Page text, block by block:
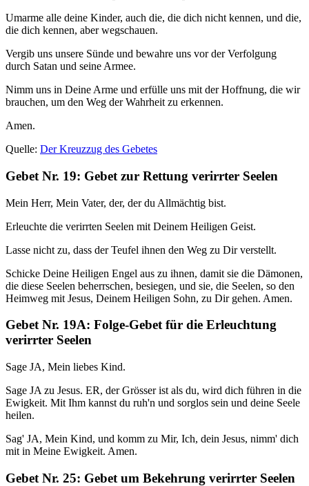
Umarme alle deine Kinder, auch die, die dich nicht kennen, und die,
die dich kennen, aber wegschauen.
Vergib uns unsere Sünde und bewahre uns vor der Verfolgung
durch Satan und seine Armee.
Nimm uns in Deine Arme und erfülle uns mit der Hoffnung, die wir
brauchen, um den Weg der Wahrheit zu erkennen.
Amen.
Quelle: Der Kreuzzug des Gebetes
Gebet Nr. 19: Gebet zur Rettung verirrter Seelen
Mein Herr, Mein Vater, der, der du Allmächtig bist.
Erleuchte die verirrten Seelen mit Deinem Heiligen Geist.
Lasse nicht zu, dass der Teufel ihnen den Weg zu Dir verstellt.
Schicke Deine Heiligen Engel aus zu ihnen, damit sie die Dämonen,
die diese Seelen beherrschen, besiegen, und sie, die Seelen, so den
Heimweg mit Jesus, Deinem Heiligen Sohn, zu Dir gehen. Amen.
Gebet Nr. 19A: Folge-Gebet für die Erleuchtung
verirrter Seelen
Sage JA, Mein liebes Kind.
Sage JA zu Jesus. ER, der Grösser ist als du, wird dich führen in die
Ewigkeit. Mit Ihm kannst du ruh'n und sorglos sein und deine Seele
heilen.
Sag' JA, Mein Kind, und komm zu Mir, Ich, dein Jesus, nimm' dich
mit in Meine Ewigkeit. Amen.
Gebet Nr. 25: Gebet um Bekehrung verirrter Seelen